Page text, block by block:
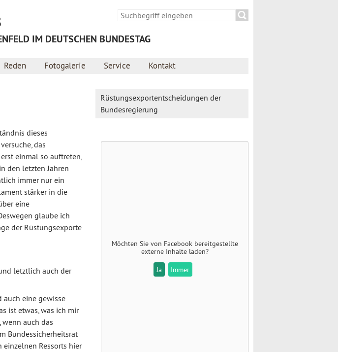
IM DEUTSCHEN BUNDESTAG
Suche
Reden Fotogalerie Service Kontakt
dieses
das
einmal so auftreten,
den letzten Jahren
immer nur ein
stärker in die
eine
glaube ich
der Rüstungsexporte
letztlich auch der
auch eine gewisse
ist etwas, was ich mir
auch das
Bundessicherheitsrat
einzelnen Ressorts hier
Rüstungsexportentscheidungen der
Bundesregierung
Möchten Sie von Facebookbereitgestellte
externe Inhalte laden?
Ja Immer